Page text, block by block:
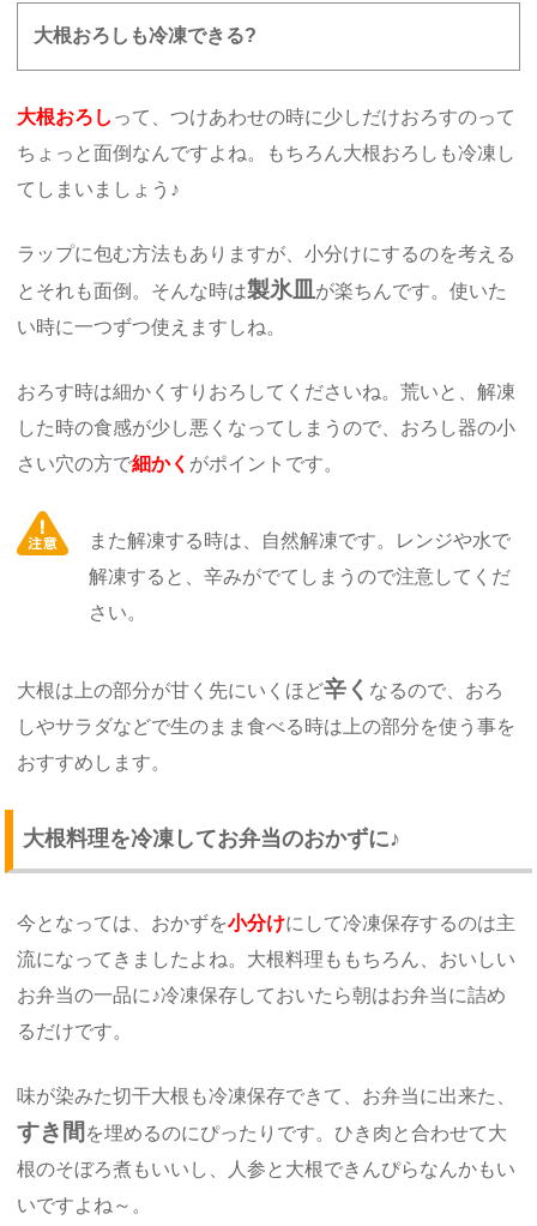
大根おろしも冷凍できる?
大根おろし って、つけあわせの時に少しだけおろすのって
ちょっと面倒なんですよね。もちろん大根おろしも冷凍し
てしまいましょう♪
ラップに包む方法もありますが、小分けにするのを考える
とそれも面倒。そんな時は製氷皿が楽ちんです。使いた
い時に一つずつ使えますしね。
おろす時は細かくすりおろしてくださいね。荒いと、解凍
した時の食感が少し悪くなってしまうので、おろし器の小
さい穴の方で細かく がポイントです。
また解凍する時は、自然解凍です。レンジや水で
解凍すると、辛みがでてしまうので注意してくだ
さい。
大根は上の部分が甘く先にいくほど辛く なるので、おろ
しやサラダなどで生のまま食べる時は上の部分を使う事を
おすすめします。
大根料理を冷凍してお弁当のおかずに♪
今となっては、おかずを小分けにして冷凍保存するのは主
流になってきましたよね。大根料理ももちろん、おいしい
お弁当の一品に♪冷凍保存しておいたら朝はお弁当に詰め
るだけです。
味が染みた切干大根も冷凍保存できて、お弁当に出来た、
すき間 を埋めるのにぴったりです。ひき肉と合わせて大
根のそぼろ煮もいいし、人参と大根できんぴらなんかもい
いですよね～。